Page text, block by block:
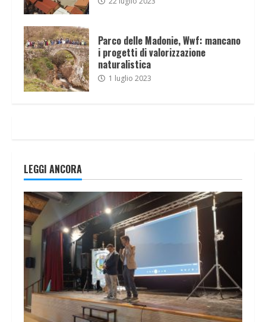
Parco delle Madonie, Wwf: mancano
i progetti di valorizzazione
naturalistica
1 luglio 2023
LEGGI ANCORA